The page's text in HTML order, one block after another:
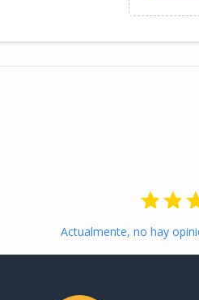
Actualmente, no hay